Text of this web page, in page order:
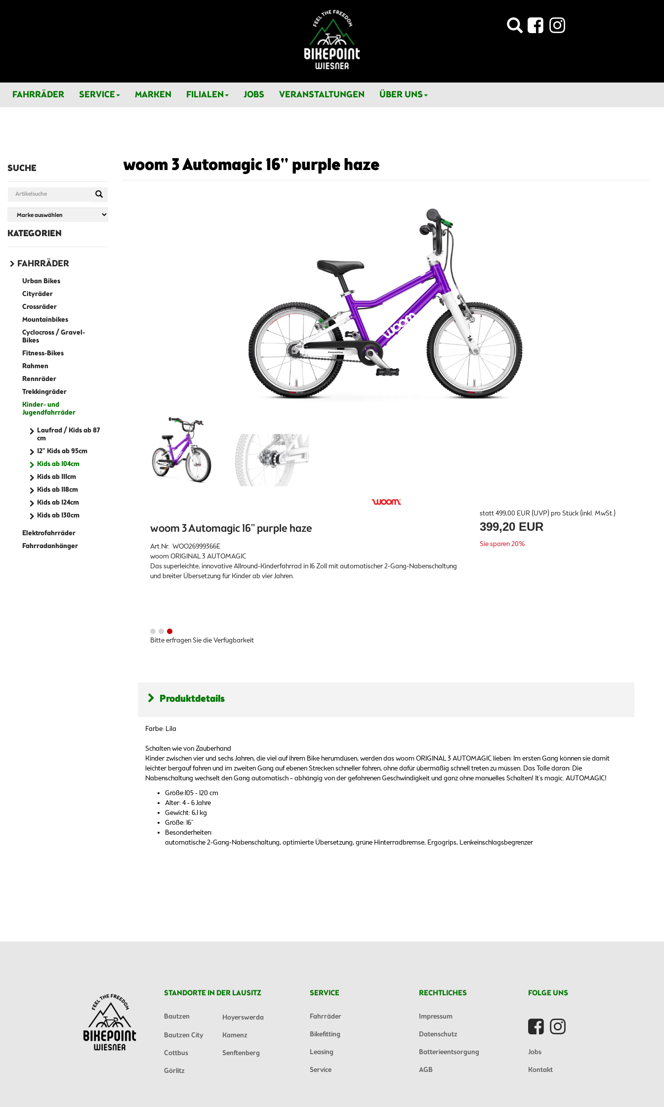
FAHRRÄDER SERVICE MARKEN FILIALEN JOBS VERANSTALTUNGEN ÜBER UNS
SUCHE
KATEGORIEN
FAHRRÄDER
Urban Bikes
Cityräder
Crossräder
Mountainbikes
Cyclocross / Gravel-
Bikes
Fitness-Bikes
Rahmen
Rennräder
Trekkingräder
Kinder- und
Jugendfahrräder
Laufrad / Kids ab 87
cm
12" Kids ab 95cm
Kids ab 104cm
Kids ab 111cm
Kids ab 118cm
Kids ab 124cm
Kids ab 130cm
Elektrofahrräder
Fahrradanhänger
woom 3 Automagic 16'' purple haze
woom 3 Automagic 16'' purple haze
Art.Nr. WOO26999366E
woom ORIGINAL 3 AUTOMAGIC
Das superleichte, innovative Allround-Kinderfahrrad in 16 Zoll mit automatischer 2-Gang-Nabenschaltung
und breiter Übersetzung für Kinder ab vier Jahren.
Bitte erfragen Sie die Verfügbarkeit
statt499,00 EUR(UVP) pro Stück (inkl. MwSt.)
399,20 EUR
Sie sparen 20%
Produktdetails
Farbe: Lila
Schalten wie von Zauberhand
Kinder zwischen vier und sechs Jahren, die viel auf ihrem Bike herumdüsen, werden das woom ORIGINAL 3 AUTOMAGIC lieben: Im ersten Gang können sie damit
leichter bergauf fahren und im zweiten Gang auf ebenen Strecken schneller fahren, ohne dafür übermäßig schnell treten zu müssen. Das Tolle daran: Die
Nabenschaltung wechselt den Gang automatisch – abhängig von der gefahrenen Geschwindigkeit und ganz ohne manuelles Schalten! It's magic. AUTOMAGIC!
Größe:105 - 120 cm
Alter: 4 - 6 Jahre
Gewicht: 6,1 kg
Größe: 16"
Besonderheiten:
automatische 2-Gang-Nabenschaltung, optimierte Übersetzung, grüne Hinterradbremse, Ergogrips, Lenkeinschlagsbegrenzer
STANDORTE IN DER LAUSITZ
Bautzen
Hoyerswerda
Bautzen City
Kamenz
Cottbus
Senftenberg
Görlitz
SERVICE
Fahrräder
Bikefitting
Leasing
Service
RECHTLICHES
Impressum
Datenschutz
Batterieentsorgung
AGB
FOLGE UNS
Jobs
Kontakt